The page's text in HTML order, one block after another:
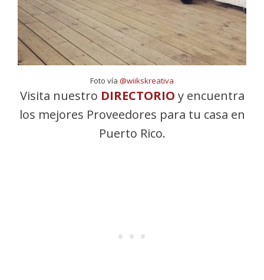
Foto vía @wiikskreativa
Visita nuestro DIRECTORIO y encuentra
los mejores Proveedores para tu casa en
Puerto Rico.